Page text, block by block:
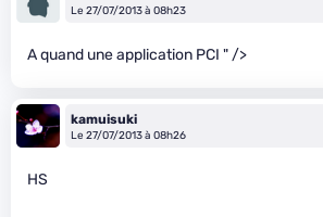
Le 27/07/2013 à 08h23
A quand une application PCI " />
kamuisuki
Le 27/07/2013 à 08h26
HS